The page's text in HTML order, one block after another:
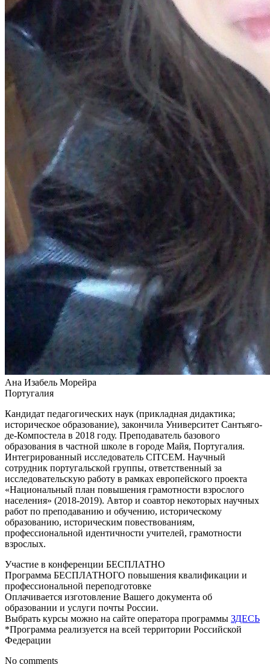
Ана Изабель Морейра
Португалия
Кандидат педагогических наук (прикладная дидактика;
историческое образование), закончила Университет Сантьяго-
де-Компостела в 2018 году. Преподаватель базового
образования в частной школе в городе Майя, Португалия.
Интегрированный исследователь CITCEM. Научный
сотрудник португальской группы, ответственный за
исследовательскую работу в рамках европейского проекта
«Национальный план повышения грамотности взрослого
населения» (2018-2019). Автор и соавтор некоторых научных
работ по преподаванию и обучению, историческому
образованию, историческим повествованиям,
профессиональной идентичности учителей, грамотности
взрослых.
Участие в конференции БЕСПЛАТНО
Программа БЕСПЛАТНОГО повышения квалификации и
профессиональной переподготовке
Оплачивается изготовление Вашего документа об
образовании и услуги почты России.
Выбрать курсы можно на сайте оператора программы ЗДЕСЬ
*Программа реализуется на всей территории Российской
Федерации
No comments